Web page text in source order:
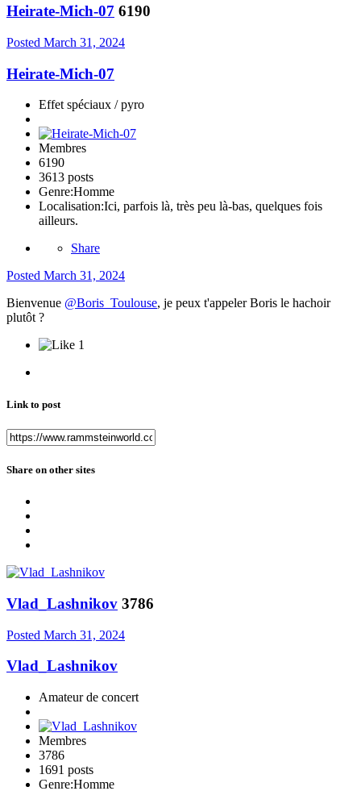
Heirate-Mich-07 6190
Posted March 31, 2024
Heirate-Mich-07
Effet spéciaux / pyro
Membres
6190
3613 posts
Genre:Homme
Localisation:Ici, parfois là, très peu là-bas, quelques fois
ailleurs.
Share
Posted March 31, 2024
Bienvenue @Boris_Toulouse, je peux t'appeler Boris le hachoir
plutôt ?
1
Link to post
Share on other sites
Vlad_Lashnikov 3786
Posted March 31, 2024
Vlad_Lashnikov
Amateur de concert
Membres
3786
1691 posts
Genre:Homme